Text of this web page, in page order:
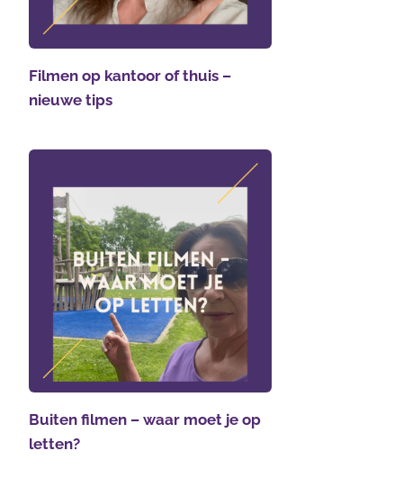
Filmen op kantoor of thuis –
nieuwe tips
Buiten filmen – waar moet je op
letten?